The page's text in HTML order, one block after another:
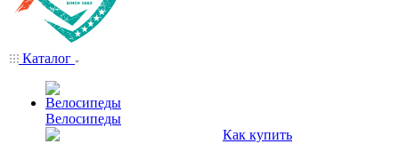
Каталог
Велосипеды
Как купить